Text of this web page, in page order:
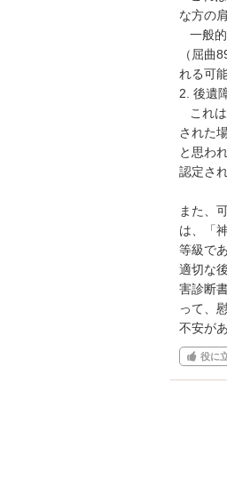
な方の
（屈曲
れる可
2. 後遺
された
と思わ
認定さ
また、
は、「
等級で
適切な
害診断
って、
不安が
役に